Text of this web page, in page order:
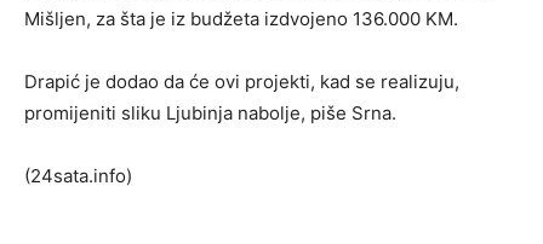
Mišljen, za šta je iz budžeta izdvojeno 136.000 KM.
Drapić je dodao da će ovi projekti, kad se realizuju,
promijeniti sliku Ljubinja nabolje, piše Srna.
(24sata.info)